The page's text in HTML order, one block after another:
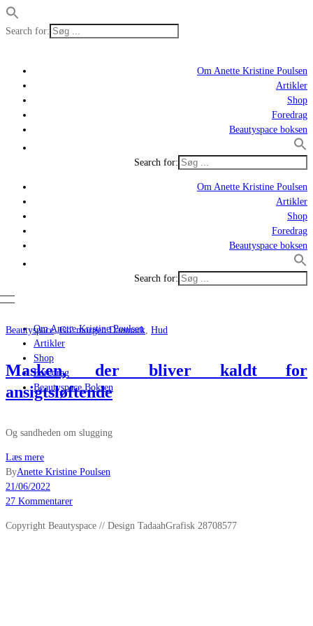
Search for:
Om Anette Kristine Poulsen
Artikler
Shop
Foredrag
Beautyspace boksen
Search for:
Om Anette Kristine Poulsen
Artikler
Shop
Foredrag
Beautyspace boksen
Search for:
Om Anette Kristine Poulsen
Artikler
Shop
Foredrag
Beautyspace Boksen
Beautyspace,Go' morgen Danmark, Hud
Masken, der bliver kaldt for
ansigtsløftende
Og sandheden om slugging
Læs mere
ByAnette Kristine Poulsen
21/06/2022
27 Kommentarer
Copyright Beautyspace // Design TadaahGrafisk 28708577